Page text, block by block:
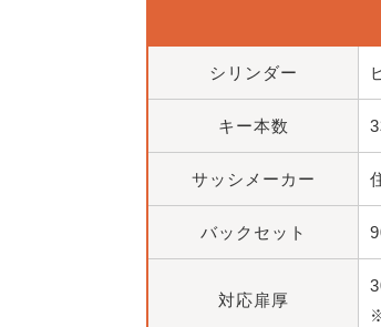
シリンダー
キー本数
サッシメーカー
バックセット
対応扉厚